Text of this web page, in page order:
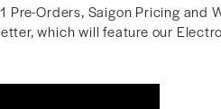
Pre-Orders, Saigon Pricing and
which will feature our